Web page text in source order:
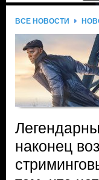
ВСЕ НОВОСТИ
наконец